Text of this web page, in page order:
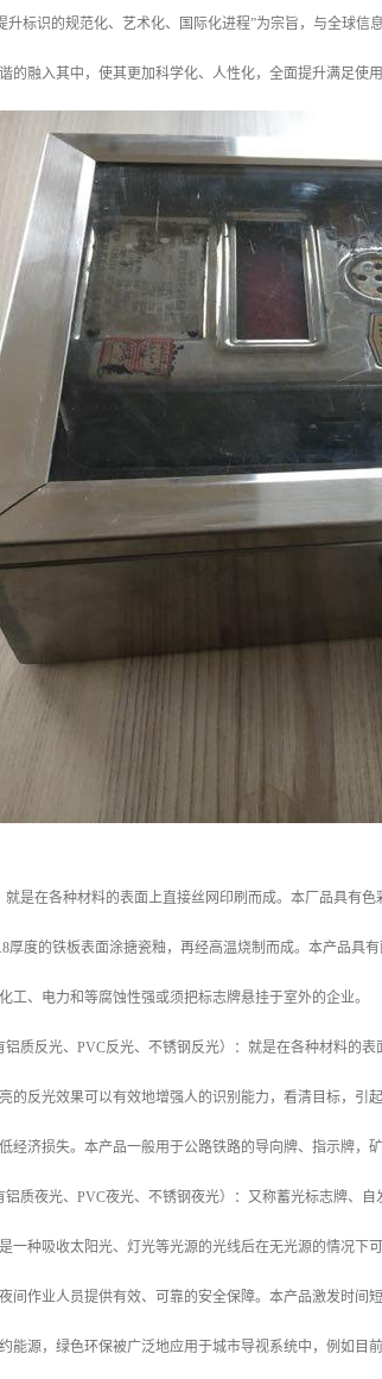
升标识的规范化、艺术化、国际化进程”为宗旨，与全球
的融入其中，使其更加科学化、人性化，全面提升满足使
就是在各种材料的表面上直接丝网印刷而成。本厂品具有
厚度的铁板表面涂搪瓷釉，再经高温烧制而成。本产品具
工、电力和等腐蚀性强或须把标志牌悬挂于室外的企业。
铝质反光、PVC反光、不锈钢反光）：就是在各种材料的
的反光效果可以有效地增强人的识别能力，看清目标，
经济损失。本产品一般用于公路铁路的导向牌、指示牌，
铝质夜光、PVC夜光、不锈钢夜光）：又称蓄光标志牌、
一种吸收太阳光、灯光等光源的光线后在无光源的情况
间作业人员提供有效、可靠的安全保障。本产品激发时
能源，绿色环保被广泛地应用于城市导视系统中，例如